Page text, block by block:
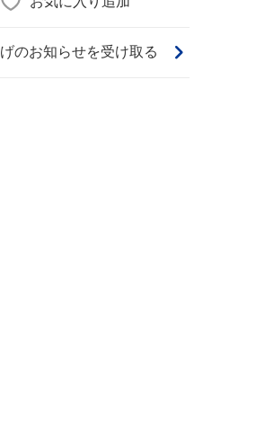
のお知らせを受け取る